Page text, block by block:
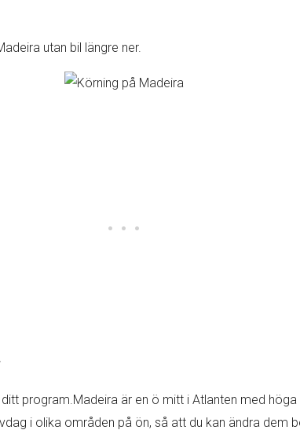
utan bil längre ner.
program.Madeira är en ö mitt i Atlanten med
i olika områden på ön, så att du kan ändra dem